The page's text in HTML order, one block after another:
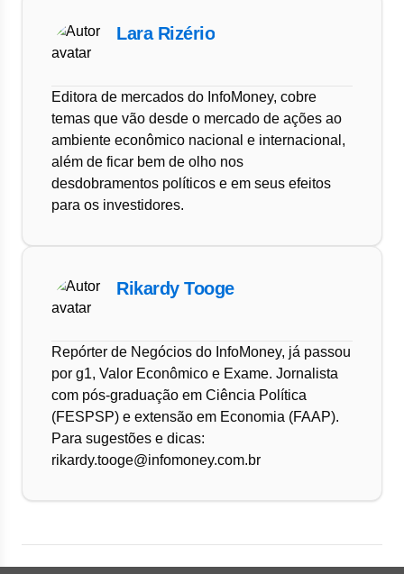
Lara Rizério
Editora de mercados do InfoMoney, cobre
temas que vão desde o mercado de ações ao
ambiente econômico nacional e internacional,
além de ficar bem de olho nos
desdobramentos políticos e em seus efeitos
para os investidores.
Rikardy Tooge
Repórter de Negócios do InfoMoney, já passou
por g1, Valor Econômico e Exame. Jornalista
com pós-graduação em Ciência Política
(FESPSP) e extensão em Economia (FAAP).
Para sugestões e dicas:
rikardy.tooge@infomoney.com.br